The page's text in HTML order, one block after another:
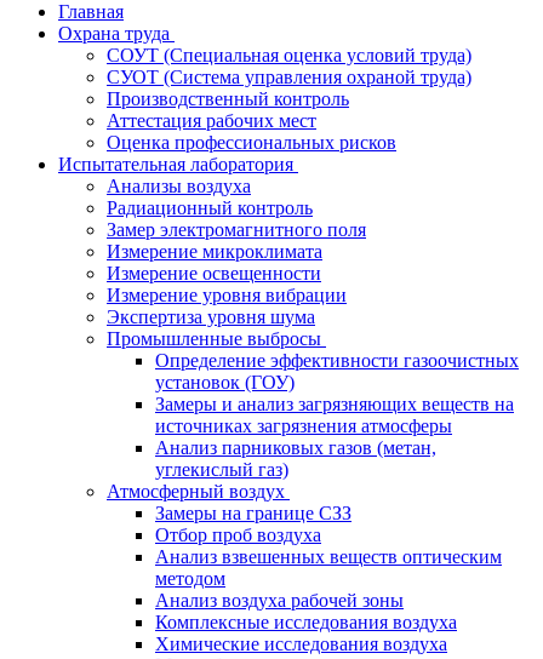
Главная
Охрана труда
СОУТ (Специальная оценка условий труда)
СУОТ (Система управления охраной труда)
Производственный контроль
Аттестация рабочих мест
Оценка профессиональных рисков
Испытательная лаборатория
Анализы воздуха
Радиационный контроль
Замер электромагнитного поля
Измерение микроклимата
Измерение освещенности
Измерение уровня вибрации
Экспертиза уровня шума
Промышленные выбросы
Определение эффективности газоочистных
установок (ГОУ)
Замеры и анализ загрязняющих веществ на
источниках загрязнения атмосферы
Анализ парниковых газов (метан,
углекислый газ)
Атмосферный воздух
Замеры на границе СЗЗ
Отбор проб воздуха
Анализ взвешенных веществ оптическим
методом
Анализ воздуха рабочей зоны
Комплексные исследования воздуха
Химические исследования воздуха